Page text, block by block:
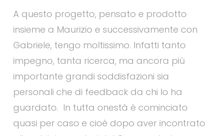
A questo progetto, pensato e prodotto
insieme a Maurizio e successivamente con
Gabriele, tengo moltissimo. Infatti tanto
impegno, tanta ricerca, ma ancora più
importante grandi soddisfazioni sia
personali che di feedback da chi lo ha
guardato. In tutta onestà è cominciato
quasi per caso e cioè dopo aver incontrato